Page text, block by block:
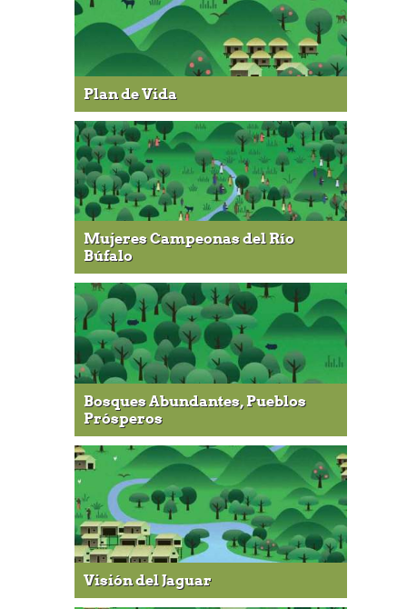
Plan de Vida
Mujeres Campeonas del Río
Búfalo
Bosques Abundantes, Pueblos
Prósperos
Visión del Jaguar